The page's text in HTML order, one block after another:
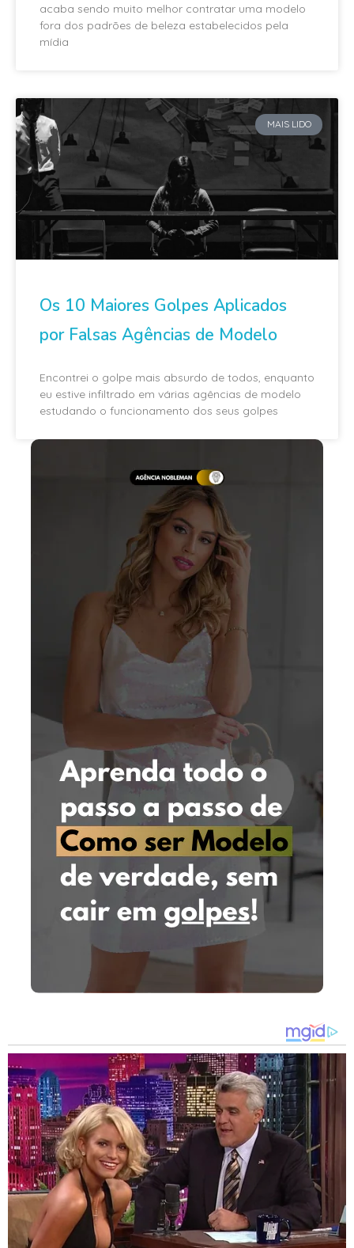
acaba sendo muito melhor contratar uma modelo
fora dos padrões de beleza estabelecidos pela
mídia
MAIS LIDO
Os 10 Maiores Golpes Aplicados
por Falsas Agências de Modelo
Encontrei o golpe mais absurdo de todos, enquanto
eu estive infiltrado em várias agências de modelo
estudando o funcionamento dos seus golpes